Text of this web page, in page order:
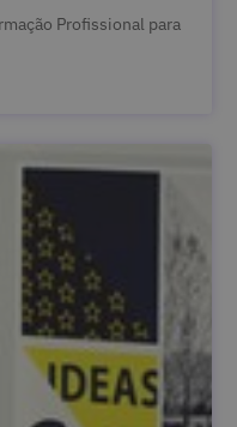
Profissional para